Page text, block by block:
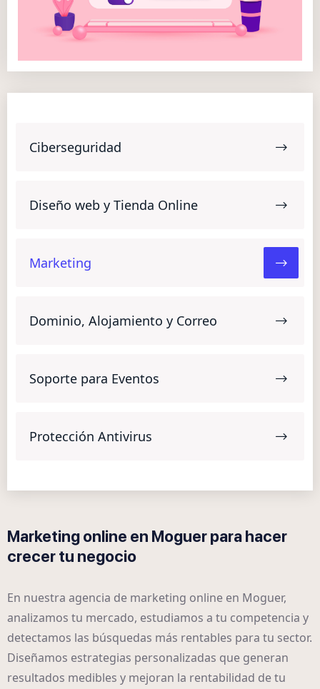
Ciberseguridad
Diseño web y Tienda Online
Marketing
Dominio, Alojamiento y Correo
Soporte para Eventos
Protección Antivirus
Marketing online en Moguer para hacer
crecer tu negocio
En nuestra agencia de marketing online en Moguer,
analizamos tu mercado, estudiamos a tu competencia y
detectamos las búsquedas más rentables para tu sector.
Diseñamos estrategias personalizadas que generan
resultados medibles y mejoran la rentabilidad de tu